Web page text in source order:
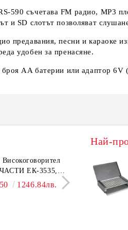
590 съчетава FM радио, MP3
и SD слотът позволяват
предавания, песни и караоке
удобен за пренасяне.
AA батерии или адаптор 6V
ЕК-3535,
Bluetooth,
2 микрофона,
1246.84лв.
Най-